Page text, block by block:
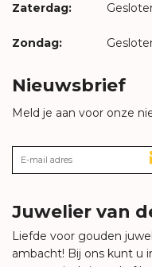
Zaterdag:
Zondag:
Nieuwsbrief
Meld je aan voor onze
Juwelier van
Liefde voor gouden
ambacht! Bij ons kunt u